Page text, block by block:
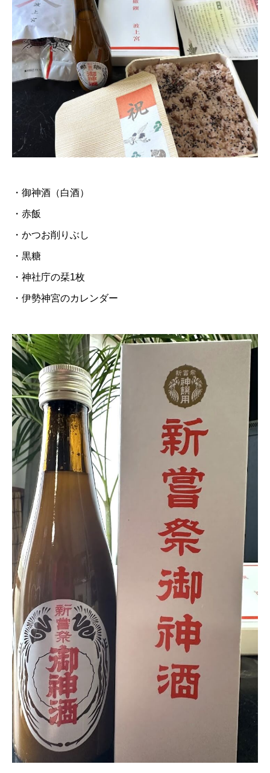
・御神酒（白酒）
・赤飯
・かつお削りぶし
・黒糖
・神社庁の栞1枚
・伊勢神宮のカレンダー